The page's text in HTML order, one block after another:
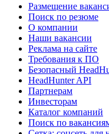
Размещение
Поиск по резюме
О компании
Наши вакансии
Реклама на сайте
Требования к ПО
Безопасный
HeadHunter API
Партнерам
Инвесторам
Каталог компаний
Поиск по